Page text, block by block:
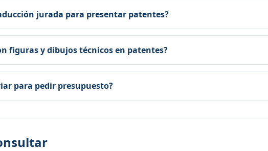
jurada para presentar patentes?
figuras y dibujos técnicos en patentes?
para pedir presupuesto?